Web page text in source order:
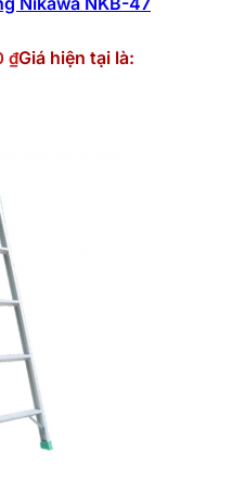
₫Giá hiện tại là: